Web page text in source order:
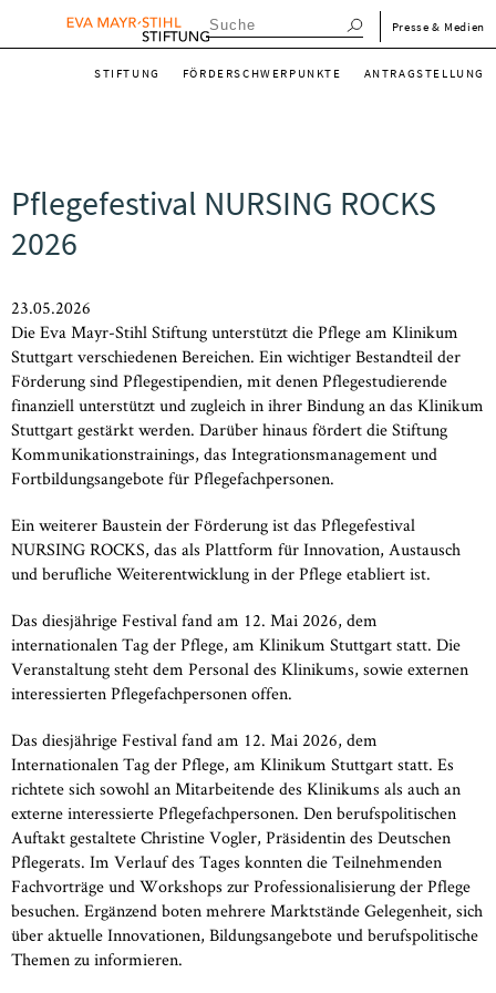
menu_meta_de
Presse & Medien
STIFTUNG FÖRDERSCHWERPUNKTE ANTRAGSTELLUNG
Pflegefestival NURSING ROCKS
2026
23.05.2026
Die Eva Mayr-Stihl Stiftung unterstützt die Pflege am Klinikum
Stuttgart verschiedenen Bereichen. Ein wichtiger Bestandteil der
Förderung sind Pflegestipendien, mit denen Pflegestudierende
finanziell unterstützt und zugleich in ihrer Bindung an das Klinikum
Stuttgart gestärkt werden. Darüber hinaus fördert die Stiftung
Kommunikationstrainings, das Integrationsmanagement und
Fortbildungsangebote für Pflegefachpersonen.
Ein weiterer Baustein der Förderung ist das Pflegefestival
NURSING ROCKS, das als Plattform für Innovation, Austausch
und berufliche Weiterentwicklung in der Pflege etabliert ist.
Das diesjährige Festival fand am 12. Mai 2026, dem
internationalen Tag der Pflege, am Klinikum Stuttgart statt. Die
Veranstaltung steht dem Personal des Klinikums, sowie externen
interessierten Pflegefachpersonen offen.
Das diesjährige Festival fand am 12. Mai 2026, dem
Internationalen Tag der Pflege, am Klinikum Stuttgart statt. Es
richtete sich sowohl an Mitarbeitende des Klinikums als auch an
externe interessierte Pflegefachpersonen. Den berufspolitischen
Auftakt gestaltete Christine Vogler, Präsidentin des Deutschen
Pflegerats. Im Verlauf des Tages konnten die Teilnehmenden
Fachvorträge und Workshops zur Professionalisierung der Pflege
besuchen. Ergänzend boten mehrere Marktstände Gelegenheit, sich
über aktuelle Innovationen, Bildungsangebote und berufspolitische
Themen zu informieren.